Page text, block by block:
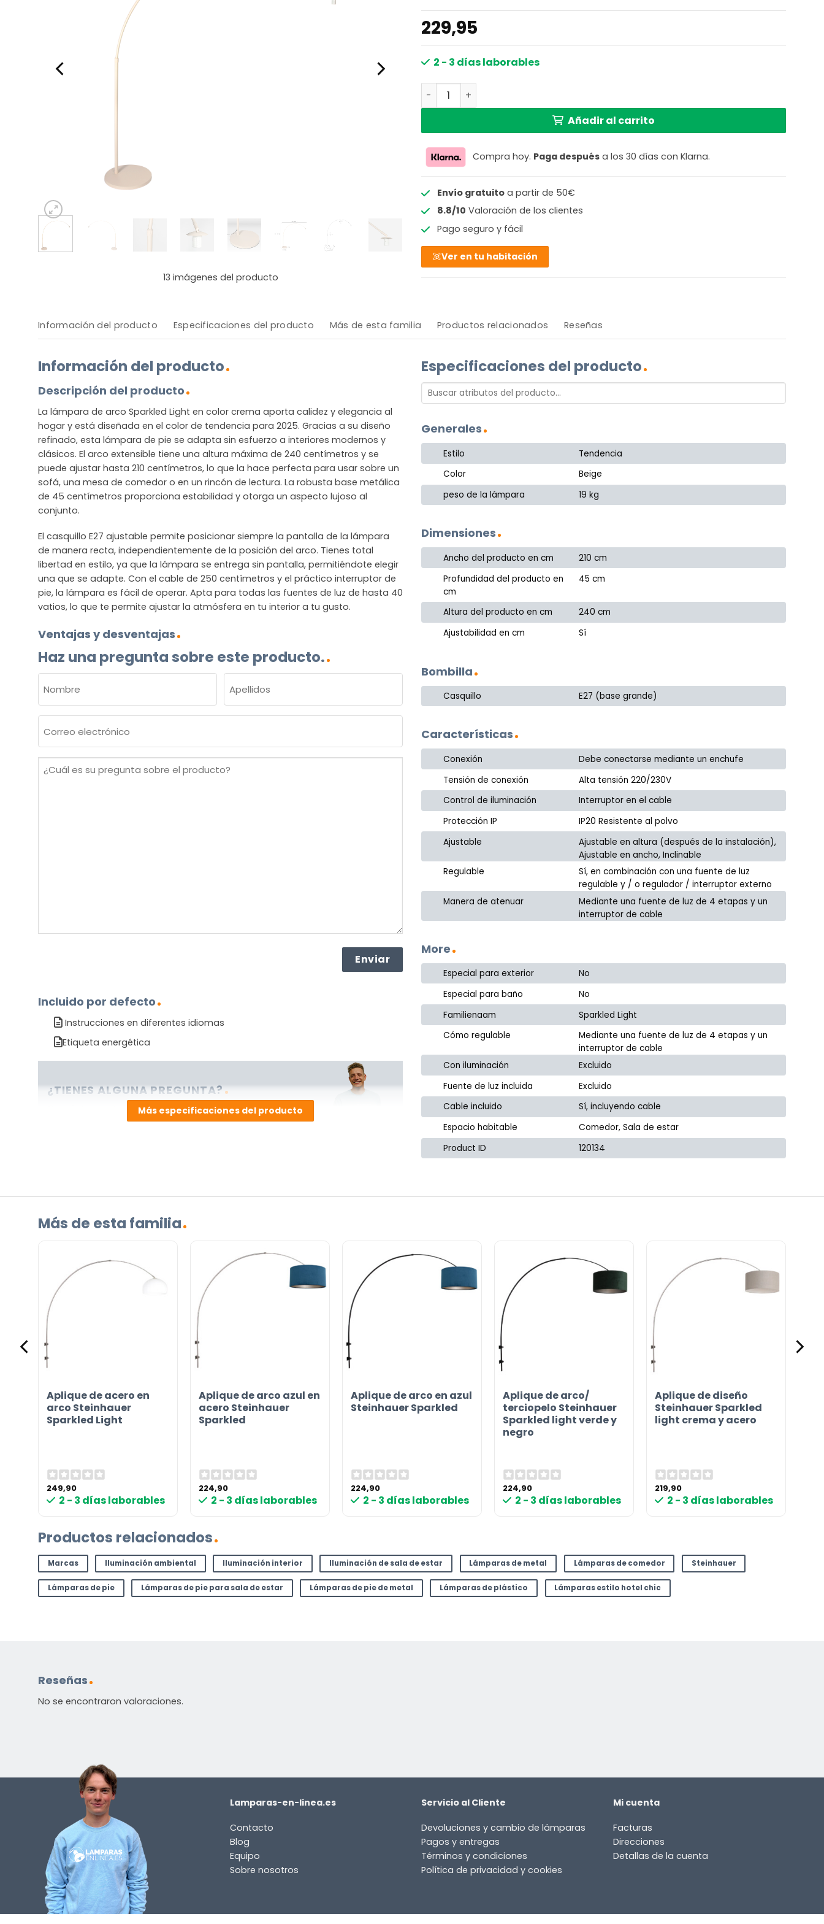
13 imágenes del producto
229,95
2 - 3 días laborables
Lámpara de arco moderna en color crema Steinhauer Sparkled Light cantidad
Añadir al carrito
Compra hoy. Paga después a los 30 días con Klarna.
Envío gratuitoa partir de 50€
8.8/10 Valoración de los clientes
Pago seguro y fácil
Ver en tu habitación
Información del producto Especificaciones del producto Más de esta familia Productos relacionados Reseñas
Información del producto
Descripción del producto
La lámpara de arco Sparkled Light en color crema aporta calidez y elegancia al
hogar y está diseñada en el color de tendencia para 2025. Gracias a su diseño
refinado, esta lámpara de pie se adapta sin esfuerzo a interiores modernos y
clásicos. El arco extensible tiene una altura máxima de 240 centímetros y se
puede ajustar hasta 210 centímetros, lo que la hace perfecta para usar sobre un
sofá, una mesa de comedor o en un rincón de lectura. La robusta base metálica
de 45 centímetros proporciona estabilidad y otorga un aspecto lujoso al
conjunto.
El casquillo E27 ajustable permite posicionar siempre la pantalla de la lámpara
de manera recta, independientemente de la posición del arco. Tienes total
libertad en estilo, ya que la lámpara se entrega sin pantalla, permitiéndote elegir
una que se adapte. Con el cable de 250 centímetros y el práctico interruptor de
pie, la lámpara es fácil de operar. Apta para todas las fuentes de luz de hasta 40
vatios, lo que te permite ajustar la atmósfera en tu interior a tu gusto.
Ventajas y desventajas
Haz una pregunta sobre este producto.
(OBLIGATORIO)
Nombre Apellidos
electrónico
¿Cuál
Incluido por defecto
Instrucciones en diferentes idiomas
Etiqueta energética
¿TIENES ALGUNA PREGUNTA?
Contáctenos. Puede comunicarse con nosotros por
correo electrónico ainfo@lamparas-en-linea.es.
Más especificaciones del producto
Especificaciones del producto
Generales
Estilo
Tendencia
Color
Beige
peso de la lámpara
19 kg
Dimensiones
Ancho del producto en cm
210 cm
Profundidad del producto en
cm
45 cm
Altura del producto en cm
240 cm
Ajustabilidad en cm
Sí
Bombilla
Casquillo E27 (base grande)
Características
Conexión
Debe conectarse mediante un enchufe
Tensión de conexión
Alta tensión 220/230V
Control de iluminación
Interruptor en el cable
Protección IP
IP20 Resistente al polvo
Ajustable
Ajustable en altura (después de la instalación),
Ajustable en ancho, Inclinable
Regulable
Sí, en combinación con una fuente de luz
regulable y / o regulador / interruptor externo
Manera de atenuar
Mediante una fuente de luz de 4 etapas y un
interruptor de cable
More
Especial para exterior
No
Especial para baño
No
Familienaam
Sparkled Light
Cómo regulable
Mediante una fuente de luz de 4 etapas y un
interruptor de cable
Con iluminación
Excluido
Fuente de luz incluida
Excluido
Cable incluido
Sí, incluyendo cable
Espacio habitable
Comedor, Sala de estar
Product ID
120134
Más de esta familia
Aplique de acero en
arco Steinhauer
Sparkled Light
249,90
2 - 3 días laborables
Aplique de arco azul en
acero Steinhauer
Sparkled
224,90
2 - 3 días laborables
Aplique de arco en azul
Steinhauer Sparkled
224,90
2 - 3 días laborables
Aplique de arco/
terciopelo Steinhauer
Sparkled light verde y
negro
224,90
2 - 3 días laborables
Aplique de diseño
Steinhauer Sparkled
light crema y acero
219,90
2 - 3 días laborables
Productos relacionados
Marcas Iluminación ambiental Iluminación interior Iluminación de sala de estar Lámparas de metal Lámparas de comedor Steinhauer
Lámparas de pie Lámparas de pie para sala de estar Lámparas de pie de metal Lámparas de plástico Lámparas estilo hotel chic
Reseñas
No se encontraron valoraciones.
Lamparas-en-linea.es
Contacto
Blog
Equipo
Sobre nosotros
Servicio al Cliente
Devoluciones y cambio de lámparas
Pagos y entregas
Términos y condiciones
Política de privacidad y cookies
Mi cuenta
Facturas
Direcciones
Detallas de la cuenta